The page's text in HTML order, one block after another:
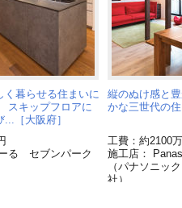
く暮らせる住まいに
スキップフロアに
［大阪府］
る セブンパーク
縦のぬけ感と
かな三世代の住
工費：約2100
施工店：
（パナソニッ
社）